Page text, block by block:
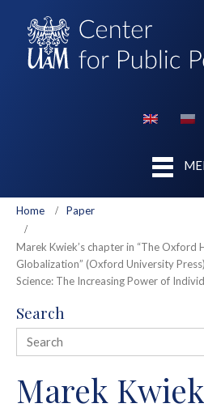
Home Paper
Marek Kwiek’s chapter in “The Oxford
Globalization” (Oxford University
Science: The Increasing Power of
Search
Marek